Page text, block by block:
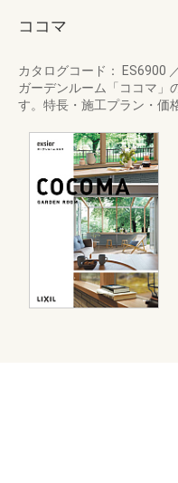
ココマ
カタログコード： ES6900
ガーデンルーム「ココマ」
す。特長・施工プラン・価